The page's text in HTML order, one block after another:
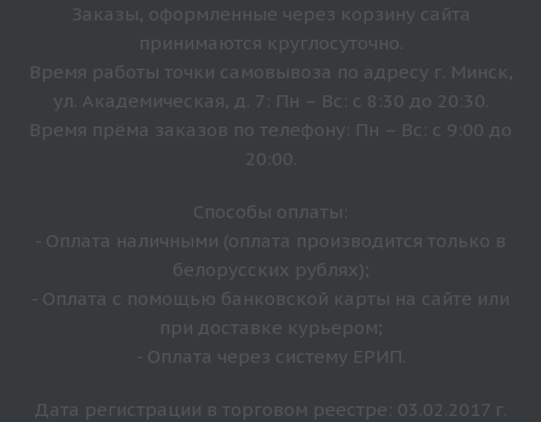
Заказы, оформленные через корзину сайта
принимаются круглосуточно.
Время работы точки самовывоза по адресу г. Минск,
ул. Академическая, д. 7: Пн – Вс: с 8:30 до 20:30.
Время прёма заказов по телефону: Пн – Вс: с 9:00 до
20:00.
Способы оплаты:
- Оплата наличными (оплата производится только в
белорусских рублях);
- Оплата с помощью банковской карты на сайте или
при доставке курьером;
- Оплата через систему ЕРИП.
Дата регистрации в торговом реестре: 03.02.2017 г.